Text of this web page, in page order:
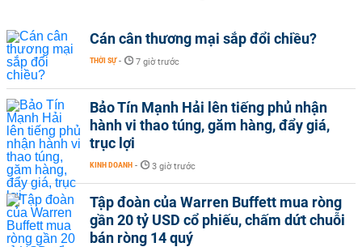
Cán cân thương mại sắp đổi chiều?
THỜI SỰ - 7 giờ trước
Bảo Tín Mạnh Hải lên tiếng phủ nhận
hành vi thao túng, găm hàng, đẩy giá,
trục lợi
KINH DOANH - 3 giờ trước
Tập đoàn của Warren Buffett mua ròng
gần 20 tỷ USD cổ phiếu, chấm dứt chuỗi
bán ròng 14 quý